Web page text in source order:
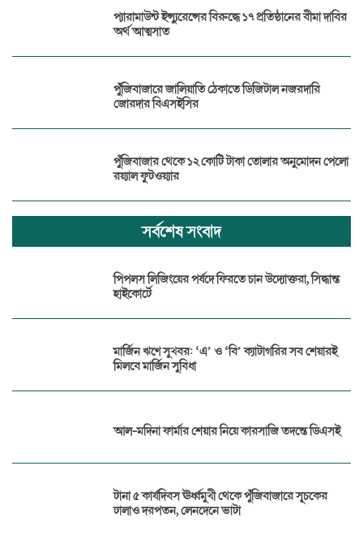
প্যারামাউন্ট ইন্স্যুরেন্সের বিরুদ্ধে ১৭ প্রতিষ্ঠানের বীমা দাবির
অর্থ আত্মসাত
পুঁজিবাজারে জালিয়াতি ঠেকাতে ডিজিটাল নজরদারি
জোরদার বিএসইসির
পুঁজিবাজার থেকে ১২ কোটি টাকা তোলার অনুমোদন পেলো
রয়্যাল ফুটওয়্যার
সর্বশেষ সংবাদ
পিপলস লিজিংয়ের পর্ষদে ফিরতে চান উদ্যোক্তরা, সিদ্ধান্ত
হাইকোর্টে
মার্জিন ঋণে সুখবর: ‘এ’ ও ‘বি’ ক্যাটাগরির সব শেয়ারই
মিলবে মার্জিন সুবিধা
আল-মদিনা ফার্মার শেয়ার নিয়ে কারসাজি তদন্তে ডিএসই
টানা ৫ কার্যদিবস ঊর্ধ্বমুখী থেকে পুঁজিবাজারে সূচকের
ঢালাও দরপতন, লেনদেনে ভাটা